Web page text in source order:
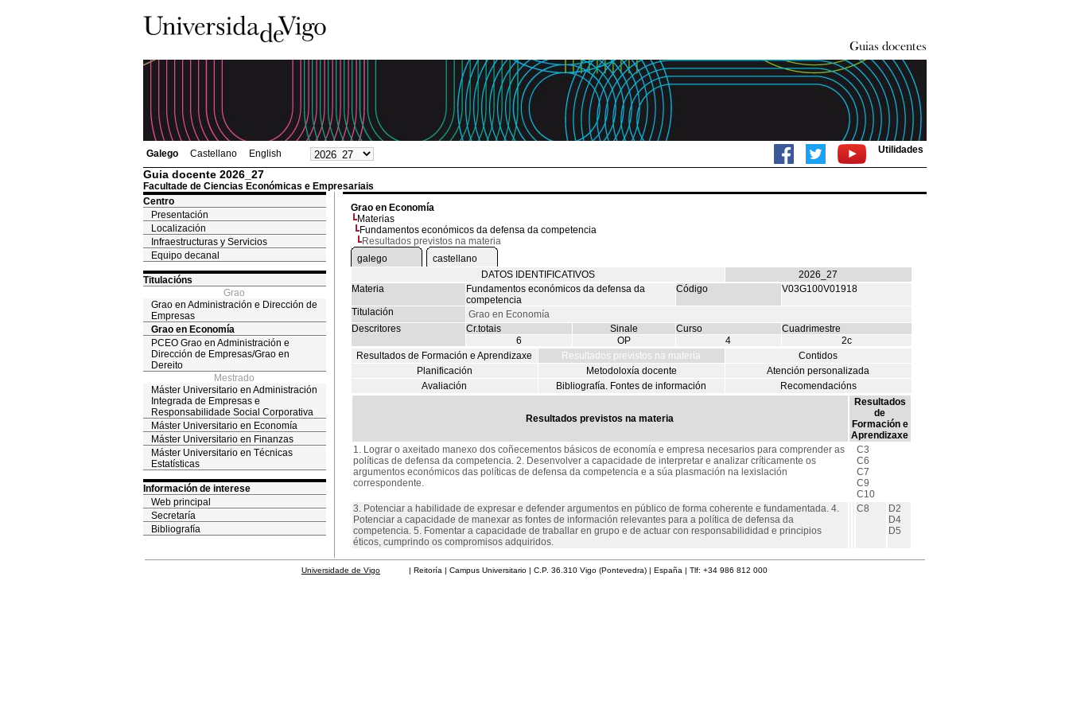
Galego Castellano English Utilidades
Guia docente 2026_27
Facultade de Ciencias Económicas e Empresariais
Centro
Presentación
Localización
Infraestructuras y Servicios
Equipo decanal
Titulacións
Grao
Grao en Administración e Dirección de
Empresas
Grao en Economía
PCEO Grao en Administración e
Dirección de Empresas/Grao en
Dereito
Mestrado
Máster Universitario en Administración
Integrada de Empresas e
Responsabilidade Social Corporativa
Máster Universitario en Economía
Máster Universitario en Finanzas
Máster Universitario en Técnicas
Estatísticas
Información de interese
Web principal
Secretaría
Bibliografía
Grao en Economía
Materias
Fundamentos económicos da defensa da competencia
Resultados previstos na materia
galego
castellano
DATOS IDENTIFICATIVOS
2026_27
Materia
Fundamentos económicos da defensa da
competencia
Código V03G100V01918
Titulación
Grao en Economía
Descritores
Cr.totais Sinale Curso
Cuadrimestre
6
OP 4
2c
Resultados de Formación e Aprendizaxe
Resultados previstos na materia
Contidos
Planificación
Metodoloxía docente
Atención personalizada
Avaliación
Bibliografía. Fontes de información Recomendacións
Resultados previstos na materia
Resultados
de
Formación e
Aprendizaxe
1. Lograr o axeitado manexo dos coñecementos básicos de economía e empresa necesarios para comprender as
políticas de defensa da competencia. 2. Desenvolver a capacidade de interpretar e analizar críticamente os
argumentos económicos das políticas de defensa da competencia e a súa plasmación na lexislación
correspondente.
C3
C6
C7
C9
C10
3. Potenciar a habilidade de expresar e defender argumentos en público de forma coherente e fundamentada. 4.
Potenciar a capacidade de manexar as fontes de información relevantes para a política de defensa da
competencia. 5. Fomentar a capacidade de traballar en grupo e de actuar con responsabilididad e principios
éticos, cumprindo os compromisos adquiridos.
C8
D2
D4
D5
Universidade de Vigo | Reitoría | Campus Universitario | C.P. 36.310 Vigo (Pontevedra) | España | Tlf: +34 986 812 000